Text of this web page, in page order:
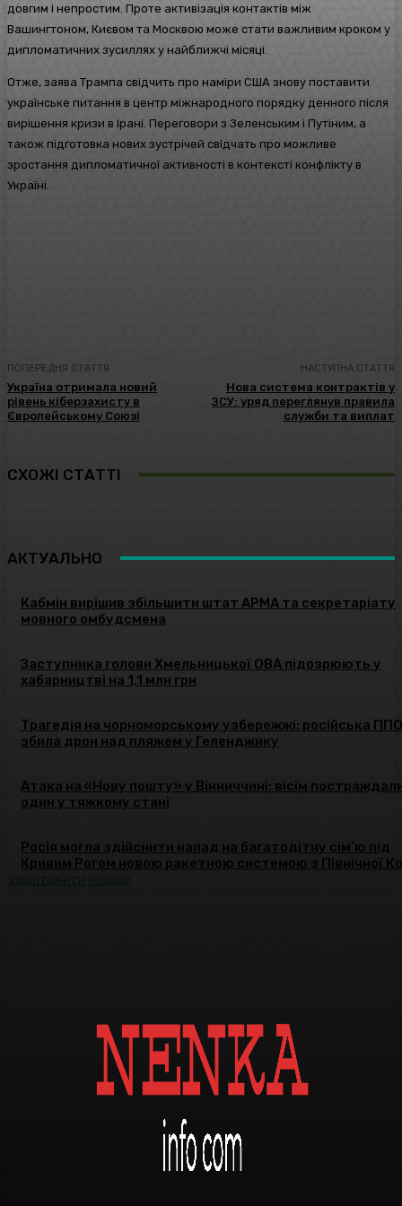
довгим і непростим. Проте активізація контактів між
Вашингтоном, Києвом та Москвою може стати важливим кроком у
дипломатичних зусиллях у найближчі місяці.
Отже, заява Трампа свідчить про наміри США знову поставити
українське питання в центр міжнародного порядку денного після
вирішення кризи в Ірані. Переговори з Зеленським і Путіним, а
також підготовка нових зустрічей свідчать про можливе
зростання дипломатичної активності в контексті конфлікту в
Україні.
ПОПЕРЕДНЯ СТАТТЯ
Україна отримала новий
рівень кіберзахисту в
Європейському Союзі
НАСТУПНА СТАТТЯ
Нова система контрактів у
ЗСУ: уряд переглянув правила
служби та виплат
СХОЖІ СТАТТІ
АКТУАЛЬНО
Кабмін вирішив збільшити штат АРМА та секретаріату
мовного омбудсмена
Заступника голови Хмельницької ОВА підозрюють у
хабарництві на 1,1 млн грн
Трагедія на чорноморському узбережжі: російська ППО
збила дрон над пляжем у Геленджику
Атака на «Нову пошту» у Вінниччині: вісім
один у тяжкому стані
Росія могла здійснити напад на багатодітну сім’ю під
Кривим Рогом новою ракетною системою з Північної
завантажити більше